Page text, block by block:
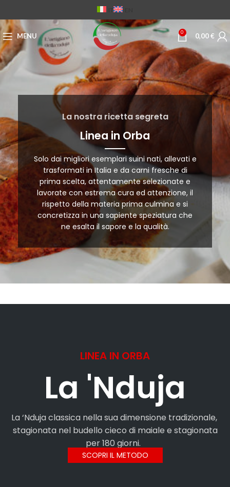
MENU 0 0,00€
La nostra ricetta segreta
Linea in Orba
Solo dai migliori esemplari suini nati, allevati e
trasformati in Italia e da carni fresche di
prima scelta, attentamente selezionate e
lavorate con estrema cura ed attenzione, il
rispetto della materia prima culmina e si
concretizza in una sapiente speziatura che
ne esalta il sapore e la qualità.
LINEA IN ORBA
La 'Nduja
La ‘Nduja classica nella sua dimensione tradizionale,
stagionata nel budello cieco di maiale e stagionata
per 180 giorni.
SCOPRI IL METODO